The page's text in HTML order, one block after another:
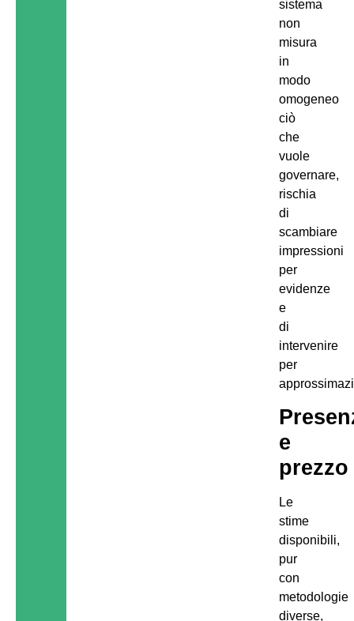
sistema
non
misura
in
modo
omogeneo
ciò
che
vuole
governare,
rischia
di
scambiare
impressioni
per
evidenze
e
di
intervenire
per
e
prezzo
Le
stime
disponibili,
pur
con
metodologie
diverse,